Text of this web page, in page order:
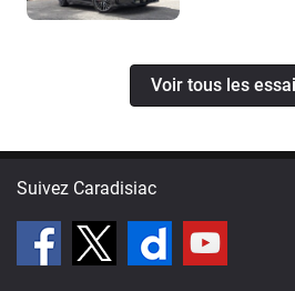
Voir tous les
Suivez Caradisiac